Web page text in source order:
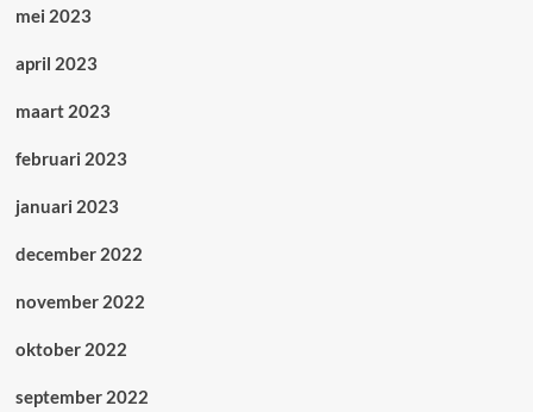
mei 2023
april 2023
maart 2023
februari 2023
januari 2023
december 2022
november 2022
oktober 2022
september 2022